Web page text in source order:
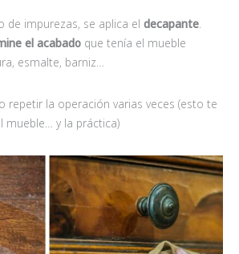
de impurezas, se aplica el decapante.
el acabado que tenía el mueble
esmalte, barniz…
repetir la operación varias veces (esto te
mueble… y la práctica)